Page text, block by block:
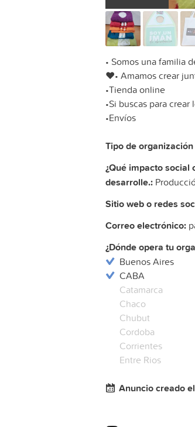
• Somos una familia
❤️• Amamos crear
•Tienda online
•Si buscas para
•Envíos
Tipo de organización
¿Qué impacto social
desarrolle.:
Sitio web o redes
Correo electrónico:
¿Dónde opera tu
Buenos Aires
CABA
Catamarca
Chaco
Chubut
Cordoba
Corrientes
Entre Rios
Anuncio creado